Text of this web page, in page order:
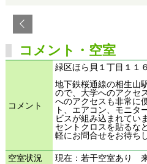
コメント・空室
コメント
緑区ほら貝１丁目１１
地下鉄桜通線の相生山
ので、大学へのアクセ
へのアクセスも非常に
ト、エアコン、モニタ
ビスが組み込まれてい
セントクロスを貼るな
軽にお問合せをお待ち
空室状況 現在：若干空室あり